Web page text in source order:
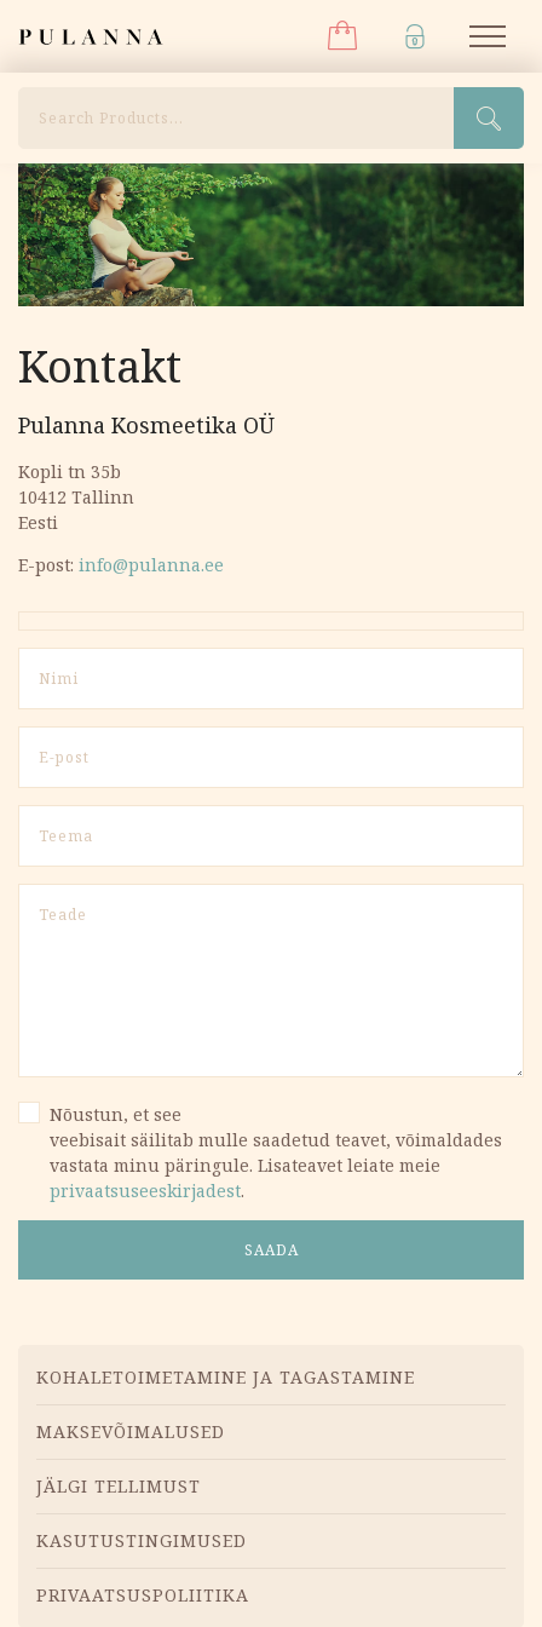
sisu
Menüü
Kontakt
Pulanna Kosmeetika OÜ
Kopli tn 35b
10412 Tallinn
Eesti
E-post: info@pulanna.ee
Nõustun, et see
veebisait säilitab mulle saadetud teavet, võimaldades
vastata minu päringule. Lisateavet leiate meie
privaatsuseeskirjadest.
Menüü
KOHALETOIMETAMINE JA TAGASTAMINE
MAKSEVÕIMALUSED
JÄLGI TELLIMUST
KASUTUSTINGIMUSED
PRIVAATSUSPOLIITIKA